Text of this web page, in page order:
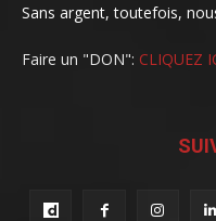
Sans argent, toutefois,
Faire un "DON": CLIQUEZ